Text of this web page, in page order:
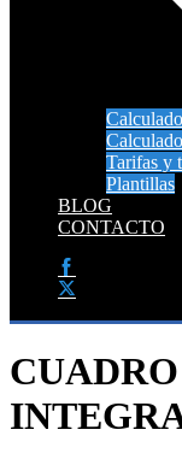
Tarifas y
Plantillas
BLOG
CONTACTO